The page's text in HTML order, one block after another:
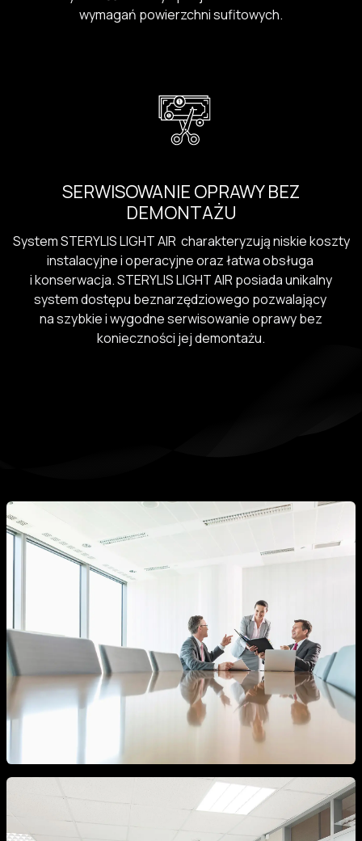
wymagań powierzchni sufitowych.
SERWISOWANIE OPRAWY BEZ
DEMONTAŻU
System STERYLIS LIGHT AIR charakteryzują niskie koszty
instalacyjne i operacyjne oraz łatwa obsługa
i konserwacja. STERYLIS LIGHT AIR posiada unikalny
system dostępu beznarzędzio­wego pozwalający
na szybkie i wygodne serwisowanie oprawy bez
konieczności jej demontażu.